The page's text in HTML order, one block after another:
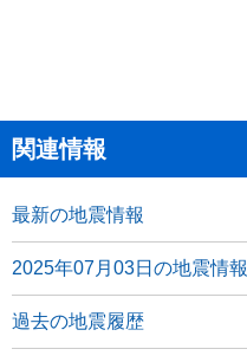
関連情報
最新の地震情報
2025年07月03日の地震情報
過去の地震履歴